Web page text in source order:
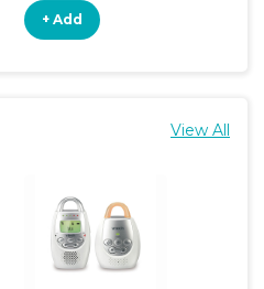
+ Add
View All